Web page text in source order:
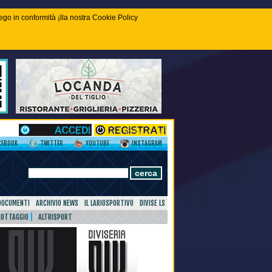
in conformità ¡lla nostra Cookie Policy
TWITTER YOUTUBE INSTAGRAM
ARCHIVIO NEWS IL LARIOSPORTIVO
DIVISE LS
ALTRISPORT